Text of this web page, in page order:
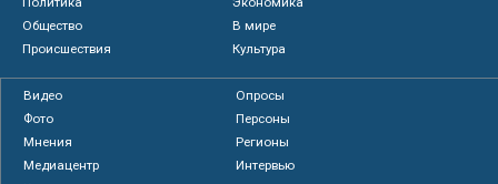
Общество
В мире
Происшествия
Культура
Видео
Опросы
Фото
Персоны
Мнения
Регионы
Медиацентр
Интервью